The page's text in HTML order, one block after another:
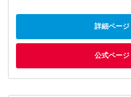
詳細ページ
公式ページ